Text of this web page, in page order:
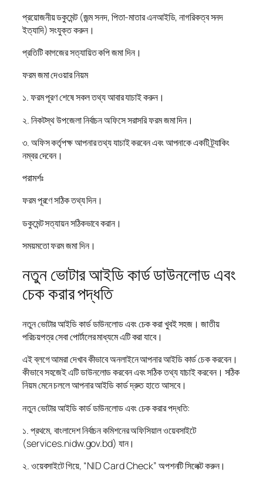
প্রয়োজনীয় ডকুমেন্ট (জন্ম সনদ, পিতা-মাতার এনআইডি, নাগরিকত্ব সনদ
ইত্যাদি) সংযুক্ত করুন।
প্রতিটি কাগজের সত্যায়িত কপি জমা দিন।
ফরম জমা দেওয়ার নিয়ম
১. ফরম পূরণ শেষে সকল তথ্য আবার যাচাই করুন।
২. নিকটস্থ উপজেলা নির্বাচন অফিসে সরাসরি ফরম জমা দিন।
৩. অফিস কর্তৃপক্ষ আপনার তথ্য যাচাই করবেন এবং আপনাকে একটি ট্র্যাকিং
নম্বর দেবেন।
পরামর্শঃ
ফরম পূরণে সঠিক তথ্য দিন।
ডকুমেন্ট সত্যায়ন সঠিকভাবে করান।
সময়মতো ফরম জমা দিন।
নতুন ভোটার আইডি কার্ড ডাউনলোড এবং
চেক করার পদ্ধতি
নতুন ভোটার আইডি কার্ড ডাউনলোড এবং চেক করা খুবই সহজ। জাতীয়
পরিচয়পত্র সেবা পোর্টালের মাধ্যমে এটি করা যাবে।
এই ব্লগে আমরা দেখাব কীভাবে অনলাইনে আপনার আইডি কার্ড চেক করবেন।
কীভাবে সহজেই এটি ডাউনলোড করবেন এবং সঠিক তথ্য যাচাই করবেন। সঠিক
নিয়ম মেনে চললে আপনার আইডি কার্ড দ্রুত হাতে আসবে।
নতুন ভোটার আইডি কার্ড ডাউনলোড এবং চেক করার পদ্ধতি:
১. প্রথমে, বাংলাদেশ নির্বাচন কমিশনের অফিসিয়াল ওয়েবসাইটে
(services.nidw.gov.bd) যান।
২. ওয়েবসাইটে গিয়ে, “NID Card Check” অপশনটি সিলেক্ট করুন।